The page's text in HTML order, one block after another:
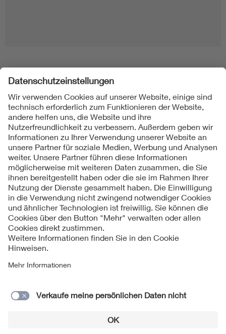
Folgen Sie uns
Kontakt
Impressum
Datenschutzinformationen
Cookie Hinweise
Compliance
Jahresarchiv
© 2026 VDE Verband der Elektrotechnik Elektronik